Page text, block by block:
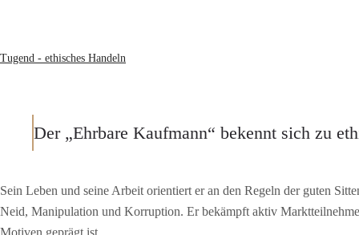
Tugend - ethisches Handeln
Der „Ehrbare Kaufmann“ bekennt sich zu
Sein Leben und seine Arbeit orientiert er an den Regeln der guten
Neid, Manipulation und Korruption. Er bekämpft aktiv
Motiven geprägt ist.